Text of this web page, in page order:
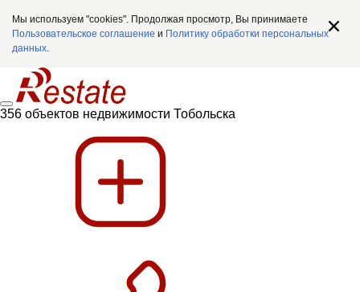
Мы используем "cookies". Продолжая просмотр, Вы принимаете
Пользовательское соглашение и Политику обработки персональных
данных.
356 объектов недвижимости Тобольска